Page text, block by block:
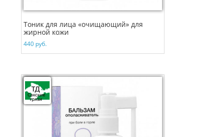
Тоник для лица «очищающий» для
жирной кожи
440 руб.